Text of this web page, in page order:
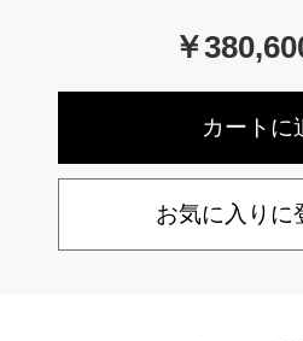
￥
お気に入りに